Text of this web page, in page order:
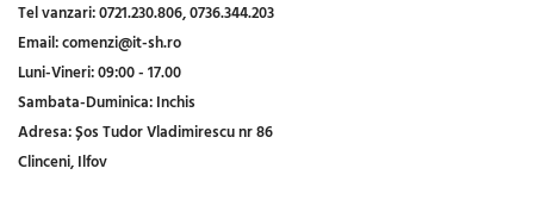
Tel vanzari:0721.230.806,0736.344.203
Email:comenzi@it-sh.ro
Luni-Vineri:09:00 - 17.00
Sambata-Duminica:Inchis
Adresa:Șos Tudor Vladimirescu nr 86
Clinceni, Ilfov